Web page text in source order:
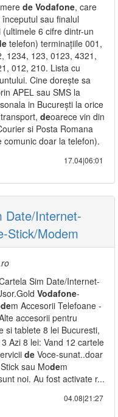
de Vodafone, care
sau finalul
(ultimele 6 cifre dintr-un
telefon) terminațiile 001,
1234, 123, 0123, 4321,
012, 210. Lista cu
Cine dorește sa
APEL sau SMS la
in București la orice
transport, deoarece vin din
si Posta Romana
comunic doar la telefon).
17.04|06:01
Date/Internet-
Stick/Modem
Sim Date/Internet-
Vodafone-
dem Accesorii Telefoane -
accesorii pentru
si tablete 8 lei Bucuresti,
Azi 8 lei: Vand 12 cartele
de Voce-sunat..doar
sau Modem
noi. Au fost activate r...
04.08|21:27